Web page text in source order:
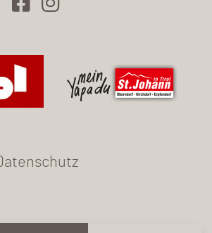
Datenschutz